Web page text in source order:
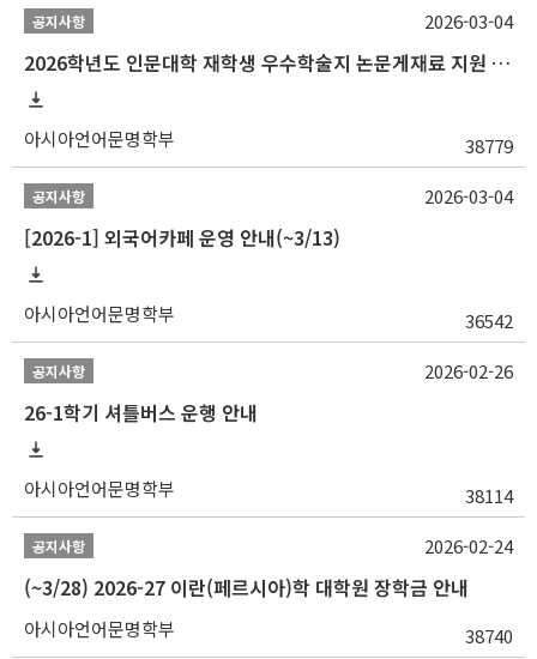
공지사항
2026학년도 인문대학 재학생 우수학술지 논문게재료 지원 안내
아시아언어문명학부 38779
2026-03-04
공지사항
[2026-1] 외국어카페 운영 안내(~3/13)
아시아언어문명학부 36542
2026-03-04
공지사항
26-1학기 셔틀버스 운행 안내
아시아언어문명학부 38114
2026-02-26
공지사항
(~3/28) 2026-27 이란(페르시아)학 대학원 장학금 안내
아시아언어문명학부 38740
2026-02-24